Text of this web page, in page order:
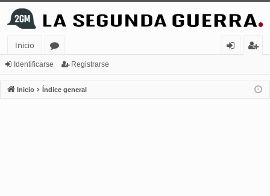
Inicio
or
os
nt
ifi
ist
ra
Identificarse Registrarse
Inicio Índice general